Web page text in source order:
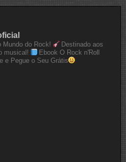
Mundo do Rock!
Destinado aos
musical!
Ebook O Rock n'Roll
e Pegue o Seu Grátis